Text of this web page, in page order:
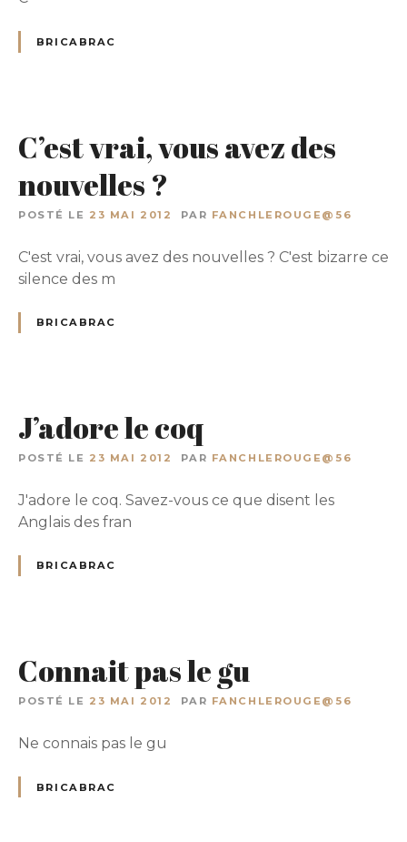
BRICABRAC
C’est vrai, vous avez des
nouvelles ?
POSTÉ LE 23 MAI 2012 PAR FANCHLEROUGE@56
C'est vrai, vous avez des nouvelles ? C'est bizarre ce
silence des m
BRICABRAC
J’adore le coq
POSTÉ LE 23 MAI 2012 PAR FANCHLEROUGE@56
J'adore le coq. Savez-vous ce que disent les
Anglais des fran
BRICABRAC
Connait pas le gu
POSTÉ LE 23 MAI 2012 PAR FANCHLEROUGE@56
Ne connais pas le gu
BRICABRAC